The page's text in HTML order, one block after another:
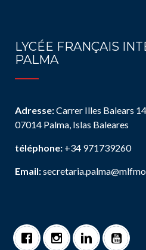
LYCÉE FRANÇAIS
PALMA
Adresse:Carrer Illes Balears
07014 Palma, Islas Baleares
téléphone: +34 971739260
Email: